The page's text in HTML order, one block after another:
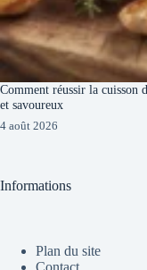
Comment réussir la cuisson
et savoureux
4 août 2026
Informations
Plan du site
Contact